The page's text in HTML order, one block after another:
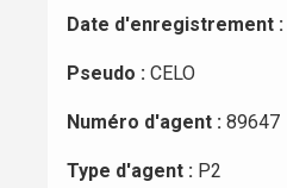
Date d'enregistrement :
Pseudo : CELO
Numéro d'agent : 89647
Type d'agent : P2